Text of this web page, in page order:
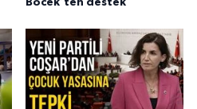
Böcek’ten destek